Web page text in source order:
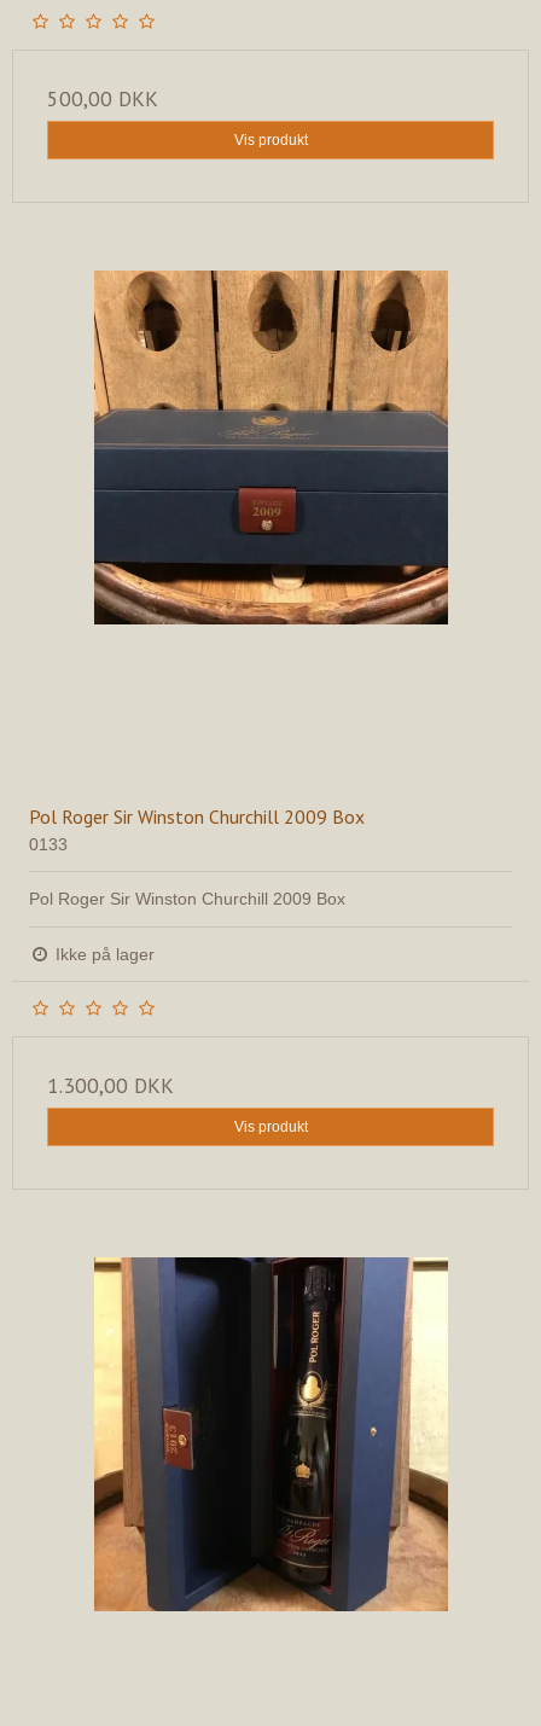
500,00 DKK
Vis produkt
Pol Roger Sir Winston Churchill 2009 Box
0133
Pol Roger Sir Winston Churchill 2009 Box
Ikke på lager
1.300,00 DKK
Vis produkt